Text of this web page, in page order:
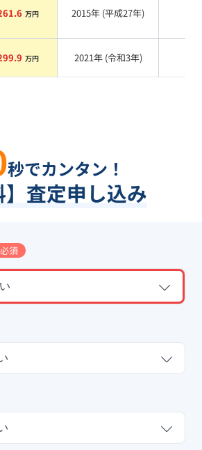
万円 2015年 (平成27年)
万円 2021年 (令和3年)
秒でカンタン！
】査定申し込み
必須